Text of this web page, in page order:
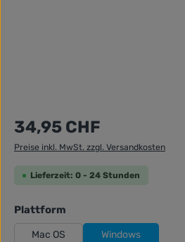
Regulärer Preis:
34,95 CHF
Preise inkl. MwSt. zzgl. Versandkosten
Lieferzeit: 0 - 24 Stunden
Plattform
Mac OS Windows